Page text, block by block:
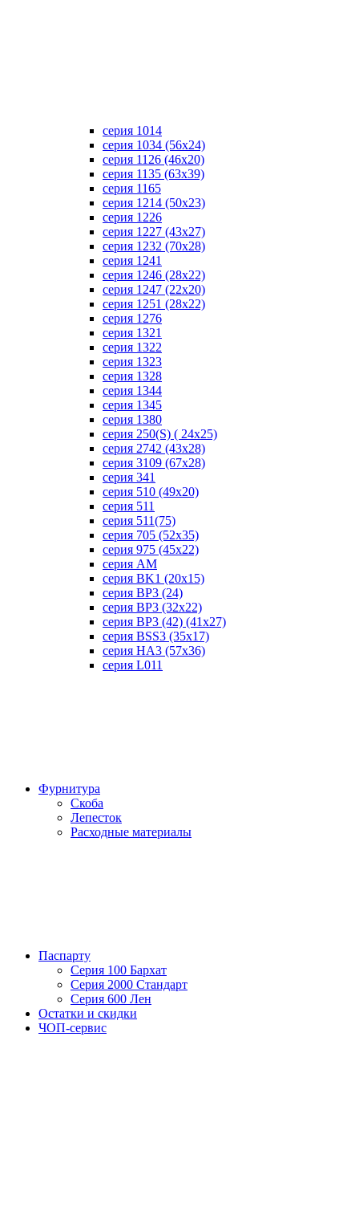
серия 1014
серия 1034 (56х24)
серия 1126 (46х20)
серия 1135 (63х39)
серия 1165
серия 1214 (50х23)
серия 1226
серия 1227 (43х27)
серия 1232 (70х28)
серия 1241
серия 1246 (28х22)
серия 1247 (22х20)
серия 1251 (28х22)
серия 1276
серия 1321
серия 1322
серия 1323
серия 1328
серия 1344
серия 1345
серия 1380
серия 250(S) ( 24х25)
серия 2742 (43х28)
серия 3109 (67х28)
серия 341
серия 510 (49х20)
серия 511
серия 511(75)
серия 705 (52х35)
серия 975 (45х22)
серия AM
серия BK1 (20х15)
серия BP3 (24)
серия BP3 (32х22)
серия BP3 (42) (41х27)
серия BSS3 (35х17)
серия HA3 (57х36)
серия L011
Фурнитура
Скоба
Лепесток
Расходные материалы
Паспарту
Серия 100 Бархат
Серия 2000 Стандарт
Серия 600 Лен
Остатки и скидки
ЧОП-сервис